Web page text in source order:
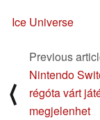
Ice Universe
⟨
Previous
Nintendo
régóta várt
megjelenhet